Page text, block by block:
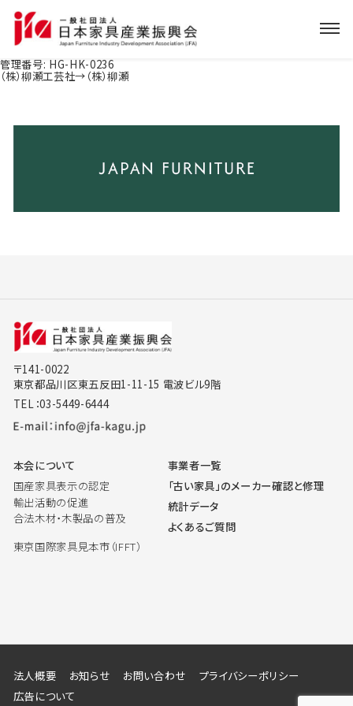
管理番号: HG-HK-0236
（株）柳瀬工芸社→（株）柳瀬
〒141-0022
東京都品川区東五反田1-11-15 電波ビル9階
TEL：03-5449-6444
本会について
国産家具表示の認定
輸出活動の促進
合法木材・木製品の普及
東京国際家具見本市（IFFT）
事業者一覧
「古い家具」のメーカー確認と修理
統計データ
よくあるご質問
法人概要 お知らせ お問い合わせ
プライバシーポリシー
広告について